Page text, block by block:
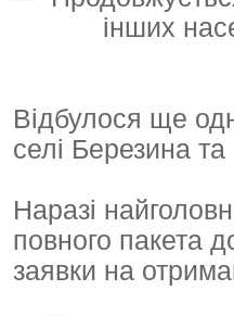
Відбулося ще
селі Березина
Наразі
повного пакета
заявки на